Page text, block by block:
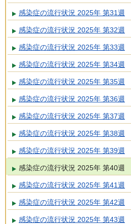
感染症の流行状況 2025年 第31週
感染症の流行状況 2025年 第32週
感染症の流行状況 2025年 第33週
感染症の流行状況 2025年 第34週
感染症の流行状況 2025年 第35週
感染症の流行状況 2025年 第36週
感染症の流行状況 2025年 第37週
感染症の流行状況 2025年 第38週
感染症の流行状況 2025年 第39週
感染症の流行状況 2025年 第40週
感染症の流行状況 2025年 第41週
感染症の流行状況 2025年 第42週
感染症の流行状況 2025年 第43週